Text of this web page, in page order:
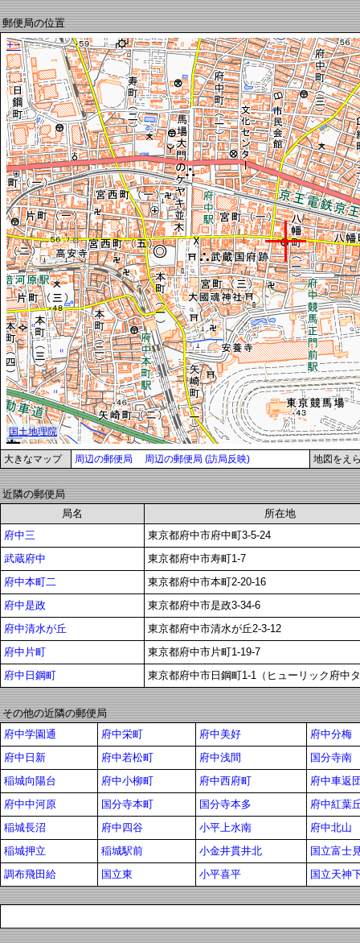
郵便局の位置
大きなマップ 周辺の郵便局 周辺の郵便局 (訪局反映) 地図をえ
近隣の郵便局
局名
所在地
府中三
東京都府中市府中町3-5-24
武蔵府中
東京都府中市寿町1-7
府中本町二
東京都府中市本町2-20-16
府中是政
東京都府中市是政3-34-6
府中清水が丘
東京都府中市清水が丘2-3-12
府中片町
東京都府中市片町1-19-7
府中日鋼町
東京都府中市日鋼町1-1（ヒューリック府中
その他の近隣の郵便局
府中学園通
府中栄町 府中美好
府中分梅
府中日新
府中若松町 府中浅間
国分寺南
稲城向陽台
府中小柳町 府中西府町
府中車返
府中中河原
国分寺本町 国分寺本多
府中紅葉
稲城長沼
府中四谷 小平上水南
府中北山
稲城押立
稲城駅前 小金井貫井北
国立富士
調布飛田給
国立東 小平喜平 国立天神